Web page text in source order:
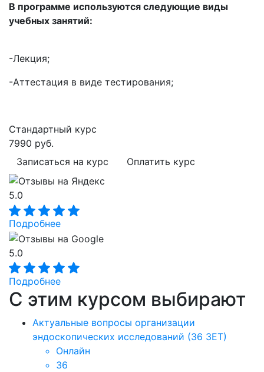
В программе используются следующие виды
учебных занятий:
-Лекция;
-Аттестация в виде тестирования;
Стандартный курс
7990 руб.
Записаться на курс
Оплатить курс
5.0
Подробнее
5.0
Подробнее
С этим курсом выбирают
Актуальные вопросы организации
эндоскопических исследований (36 ЗЕТ)
Онлайн
36